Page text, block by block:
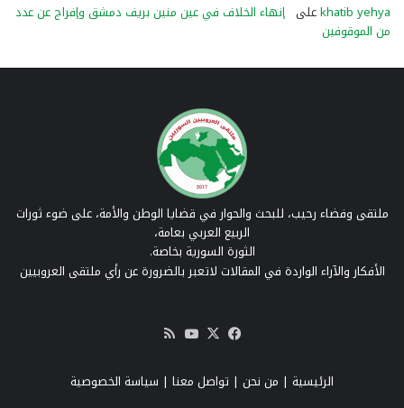
khatib yehyaعلى إنهاء الخلاف في عين منين بريف دمشق وإفراج عن عدد
من الموقوفين
ملتقى وفضاء رحيب، للبحث والحوار في قضايا الوطن والأمة، على ضوء ثورات
الربيع العربي بعامة،
الثورة السورية بخاصة.
الأفكار والآراء الواردة في المقالات لاتعبر بالضرورة عن رأي ملتقى العروبيين
فيسبوك
‫X
‫YouTube
RSS
الرئيسية | من نحن | تواصل معنا | سياسة الخصوصية